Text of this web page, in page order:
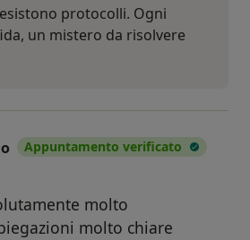
protocolli. Ogni
un mistero da risolvere
Appuntamento verificato
molto
molto chiare